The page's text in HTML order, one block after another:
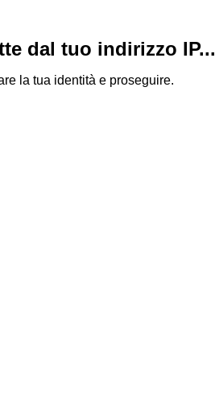
dal tuo indirizzo IP...
la tua identità e proseguire.